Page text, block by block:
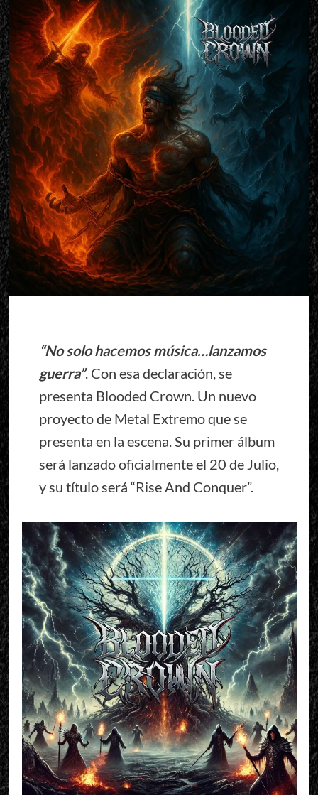
“No solo hacemos música…lanzamos
guerra”. Con esa declaración, se
presenta Blooded Crown. Un nuevo
proyecto de Metal Extremo que se
presenta en la escena. Su primer álbum
será lanzado oficialmente el 20 de Julio,
y su título será “Rise And Conquer”.